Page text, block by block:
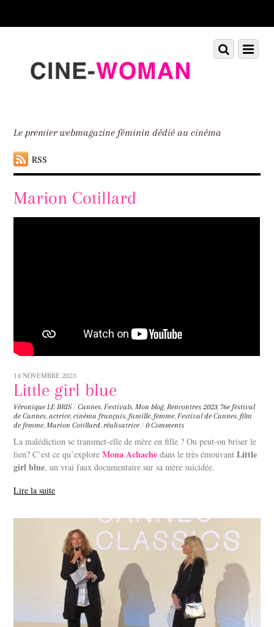
down
Le premier webmagazine féminin dédié au cinéma
RSS
Menu
Scroll
down
Marion Cotillard
14 NOVEMBRE 2023
Little girl blue
Véronique LE BRIS / Cannes,Festivals,Mon blog,Rencontres 2023,76e festival
de Cannes,actrice,cinéma français, famille, femme,Festival de Cannes, film
de femme,Marion Cotillard,réalisatrice / 0 Comments
La malédiction se transmet-elle de mère en fille ? Ou peut-on briser le
lien? C’est ce qu’exploreMona Achache dans le très émouvantLittle
girl blue, un vrai faux documentaire sur sa mère suicidée.
Lire la suite